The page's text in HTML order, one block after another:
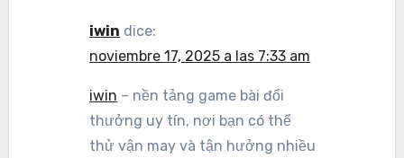
iwin dice:
noviembre 17, 2025 a las 7:33 am
iwin – nền tảng game bài đổi
thưởng uy tín, nơi bạn có thể
thử vận may và tận hưởng nhiều